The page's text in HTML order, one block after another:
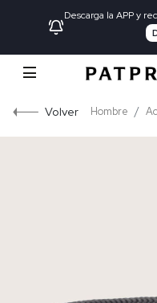
Descarga la APP y
Volver Hombre